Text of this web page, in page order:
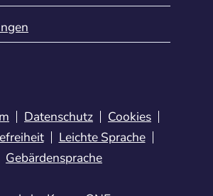
Datenschutz
Cookies
Leichte Sprache
Gebärdensprache